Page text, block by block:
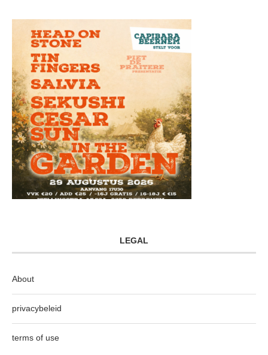
LEGAL
About
privacybeleid
terms of use